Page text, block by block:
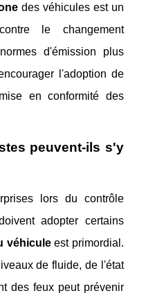
des véhicules est un
le changement
d'émission plus
l'adoption de
en conformité des
peuvent-ils s'y
lors du contrôle
adopter certains
véhiculeest primordial.
de fluide, de l'état
des feux peut prévenir